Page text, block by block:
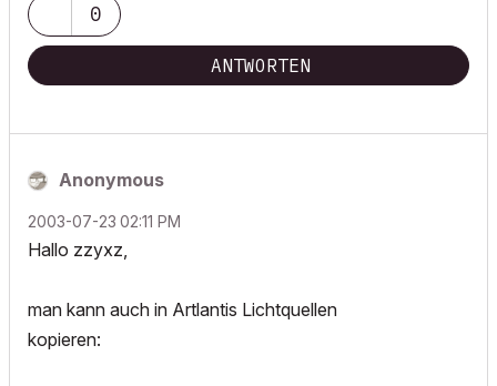
0
ANTWORTEN
Anonymous
‎2003-07-23 02:11 PM
Hallo zzyxz,
man kann auch in Artlantis Lichtquellen
kopieren: